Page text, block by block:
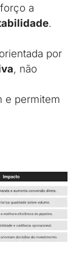
a
.
por
, não
e permitem